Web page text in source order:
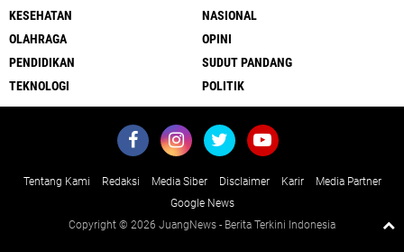
KESEHATAN
NASIONAL
OLAHRAGA
OPINI
PENDIDIKAN
SUDUT PANDANG
TEKNOLOGI
POLITIK
Tentang Kami Redaksi Media Siber Disclaimer Karir
Media Partner
Google News
Copyright © 2026 JuangNews - Berita Terkini Indonesia